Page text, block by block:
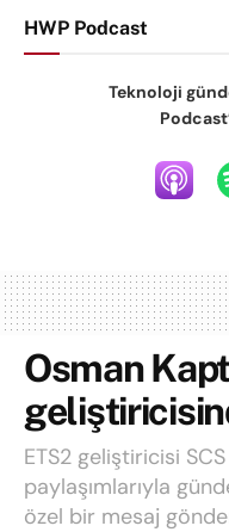
HWP Podcast
Teknoloji
Osman
ETS2 geliştiricisi
paylaşımlarıyla
özel bir mesaj